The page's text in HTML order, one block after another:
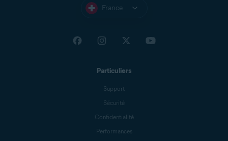
France
Particuliers
Support
Sécurité
Confidentialité
Performances